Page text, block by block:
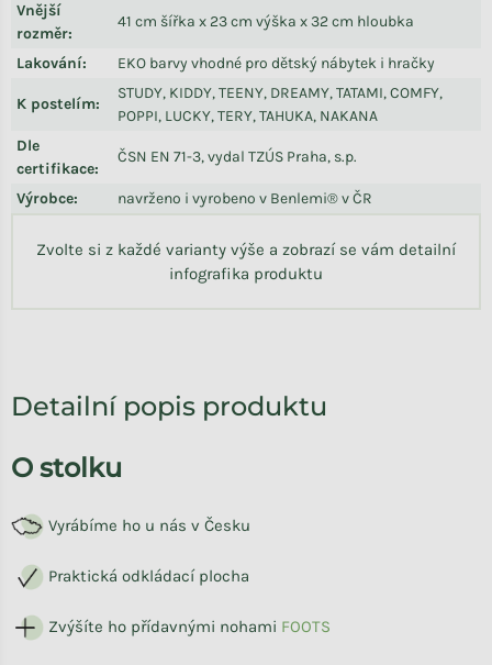
Vnější
rozměr:
41 cm šířka x 23 cm výška x 32 cm hloubka
Lakování: EKO barvy vhodné pro dětský nábytek i hračky
K postelím:
STUDY, KIDDY, TEENY, DREAMY, TATAMI, COMFY,
POPPI, LUCKY, TERY, TAHUKA, NAKANA
Dle
certifikace:
ČSN EN 71-3, vydal TZÚS Praha, s.p.
Výrobce: navrženo i vyrobeno v Benlemi® v ČR
Zvolte si z každé varianty výše a zobrazí se vám detailní
infografika produktu
Detailní popis produktu
O stolku
Vyrábíme ho u nás v Česku
Praktická odkládací plocha
Zvýšíte ho přídavnými nohami FOOTS